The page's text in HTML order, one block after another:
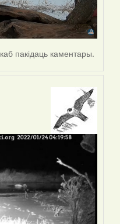
каб пакідаць каментары.